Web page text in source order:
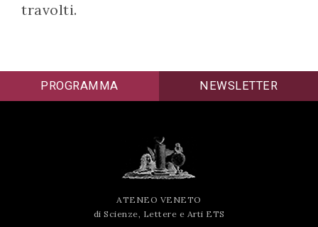
travolti.
PROGRAMMA NEWSLETTER
ATENEO VENETO
di Scienze, Lettere e Arti ETS